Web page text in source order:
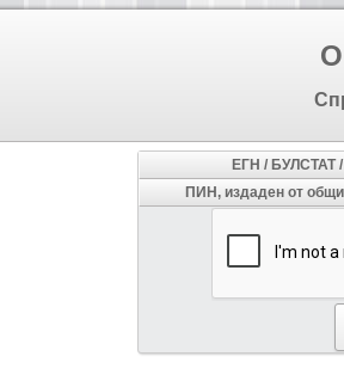
ЕГН / БУЛСТАТ
ПИН, издаден от